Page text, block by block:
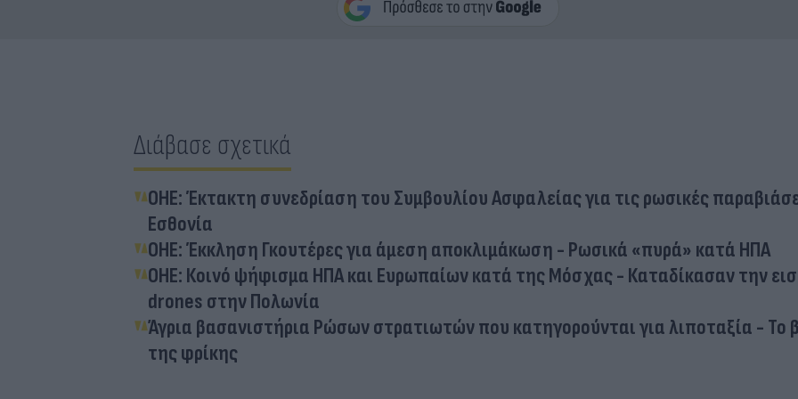
Διάβασε σχετικά
ΟΗΕ: Έκτακτη συνεδρίαση του Συμβουλίου Ασφαλείας για τις ρωσικές
Εσθονία
ΟΗΕ: Έκκληση Γκουτέρες για άμεση αποκλιμάκωση - Ρωσικά «πυρά» κατά ΗΠΑ
ΟΗΕ: Κοινό ψήφισμα ΗΠΑ και Ευρωπαίων κατά της Μόσχας - Καταδίκασαν την
drones στην Πολωνία
Άγρια βασανιστήρια Ρώσων στρατιωτών που κατηγορούνται για λιποταξία - Το
της φρίκης